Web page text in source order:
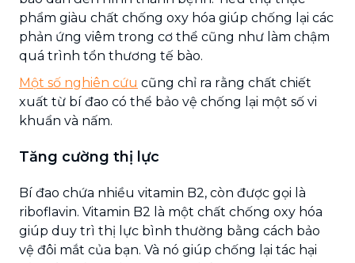
phẩm giàu chất chống oxy hóa giúp chống lại các
phản ứng viêm trong cơ thể cũng như làm chậm
quá trình tổn thương tế bào.
Một số nghiên cứu cũng chỉ ra rằng chất chiết
xuất từ ​bí đao có thể bảo vệ chống lại một số vi
khuẩn và nấm.
Tăng cường thị lực
Bí đao chứa nhiều vitamin B2, còn được gọi là
riboflavin. Vitamin B2 là một chất chống oxy hóa
giúp duy trì thị lực bình thường bằng cách bảo
vệ đôi mắt của bạn. Và nó giúp chống lại tác hại